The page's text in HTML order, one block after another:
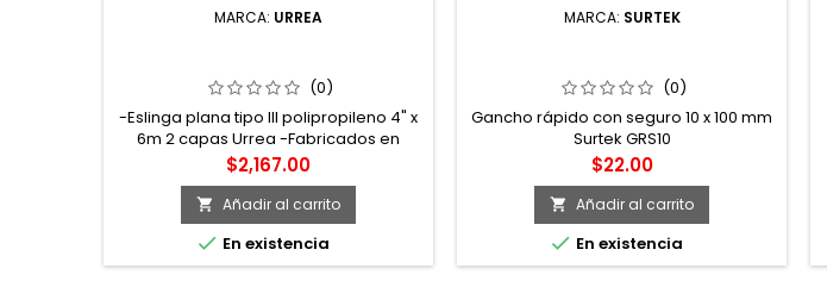
MARCA: URREA
2 CAPAS URREA
(0)
-Eslinga plana tipo III polipropileno 4" x
6m 2 capas Urrea -Fabricados en
poliéster de alta densidad con
recubrimiento UV -Resistentes a la
abrasión y a la mayoría de ácidos -
Factor de seguridad 5 a 1 -Bocas con
diseño lobular sin esquinas "super
drive" que eliminan esfuerzos y
Precio
$2,167.00
 Añadir al carrito
 En existencia
MARCA: SURTEK
(0)
Gancho rápido con seguro 10 x 100 mm
Surtek GRS10
Precio
$22.00
 Añadir al carrito
 En existencia